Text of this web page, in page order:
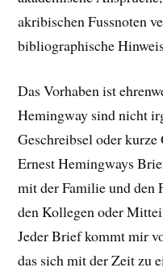
akribischen Fussnoten
bibliographische
Das Vorhaben ist
Hemingway sind nicht
Geschreibsel oder kurze
Ernest Hemingways
mit der Familie und den
den Kollegen oder
Jeder Brief kommt mir
das sich mit der Zeit zu